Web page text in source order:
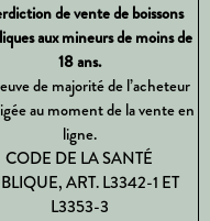
de vente de boissons
aux mineurs de moins de
18 ans.
de majorité de l’acheteur
au moment de la vente en
ligne.
CODE DE LA SANTÉ
ART. L3342-1 ET
L3353-3